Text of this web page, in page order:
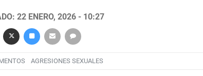
22 ENERO, 2026 - 10:27
AGRESIONES SEXUALES